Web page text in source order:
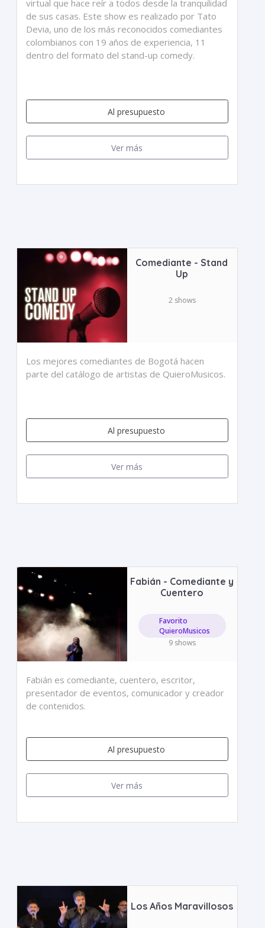
virtual que hace reír a todos desde la tranquilidad
de sus casas. Este show es realizado por Tato
Devia, uno de los más reconocidos comediantes
colombianos con 19 años de experiencia, 11
dentro del formato del stand-up comedy.
Al presupuesto
Ver más
Comediante - Stand
Up
2 shows
Los mejores comediantes de Bogotá hacen
parte del catálogo de artistas de QuieroMusicos.
Al presupuesto
Ver más
Fabián - Comediante y
Cuentero
Favorito
QuieroMusicos
9 shows
Fabián es comediante, cuentero, escritor,
presentador de eventos, comunicador y creador
de contenidos.
Al presupuesto
Ver más
Los Años Maravillosos